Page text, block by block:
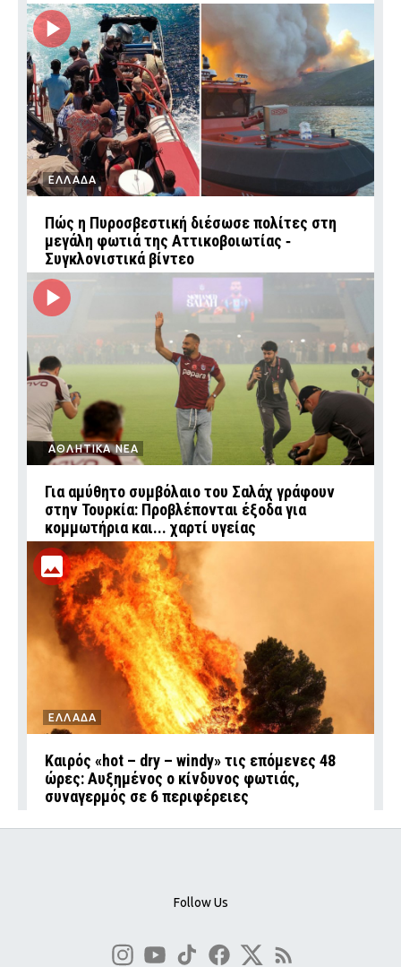
ΕΛΛΑΔΑ
Πώς η Πυροσβεστική διέσωσε πολίτες στη
μεγάλη φωτιά της Αττικοβοιωτίας ‑
Συγκλονιστικά βίντεο
ΑΘΛΗΤΙΚΑ ΝΕΑ
Για αμύθητο συμβόλαιο του Σαλάχ γράφουν
στην Τουρκία: Προβλέπονται έξοδα για
κομμωτήρια και... χαρτί υγείας
ΕΛΛΑΔΑ
Καιρός «hot – dry – windy» τις επόμενες 48
ώρες: Αυξημένος ο κίνδυνος φωτιάς,
συναγερμός σε 6 περιφέρειες
Follow Us